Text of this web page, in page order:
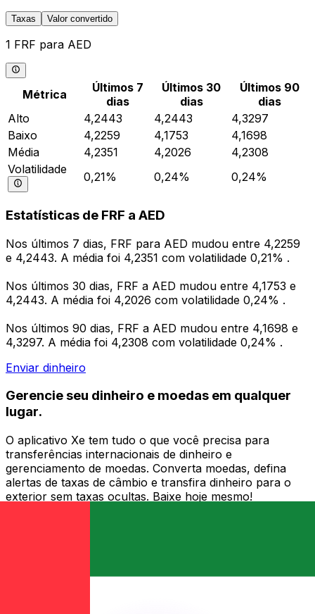
Taxas Valor convertido
1 FRF para AED
Métrica
Últimos 7
dias
Últimos 30
dias
Últimos 90
dias
Alto
4,2443 4,2443
4,3297
Baixo
4,2259 4,1753
4,1698
Média
4,2351 4,2026
4,2308
Volatilidade
0,21% 0,24% 0,24%
Estatísticas de FRF a AED
Nos últimos 7 dias, FRF para AED mudou entre 4,2259
e 4,2443. A média foi 4,2351 com volatilidade 0,21% .
Nos últimos 30 dias, FRF a AED mudou entre 4,1753 e
4,2443. A média foi 4,2026 com volatilidade 0,24% .
Nos últimos 90 dias, FRF a AED mudou entre 4,1698 e
4,3297. A média foi 4,2308 com volatilidade 0,24% .
Enviar dinheiro
Gerencie seu dinheiro e moedas em qualquer
lugar.
O aplicativo Xe tem tudo o que você precisa para
transferências internacionais de dinheiro e
gerenciamento de moedas. Converta moedas, defina
alertas de taxas de câmbio e transfira dinheiro para o
exterior sem taxas ocultas. Baixe hoje mesmo!